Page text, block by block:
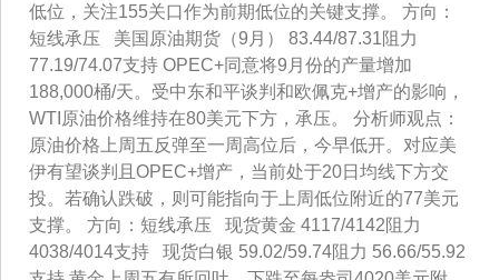
低位，关注155关口作为前期低位的关键支撑。 方向：
短线承压 美国原油期货（9月） 83.44/87.31阻力
77.19/74.07支持 OPEC+同意将9月份的产量增加
188,000桶/天。受中东和平谈判和欧佩克+增产的影响，
WTI原油价格维持在80美元下方，承压。 分析师观点：
原油价格上周五反弹至一周高位后，今早低开。对应美
伊有望谈判且OPEC+增产，当前处于20日均线下方交
投。若确认跌破，则可能指向于上周低位附近的77美元
支撑。 方向：短线承压 现货黄金 4117/4142阻力
4038/4014支持 现货白银 59.02/59.74阻力 56.66/55.92